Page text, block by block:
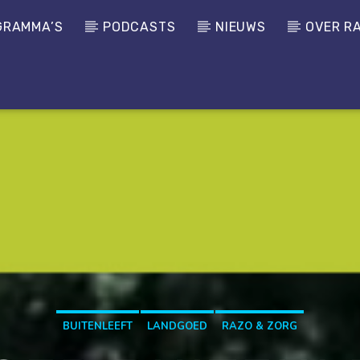
PODCASTS NIEUWS OVER
BUITENLEEFT LANDGOED RAZO & ZORG